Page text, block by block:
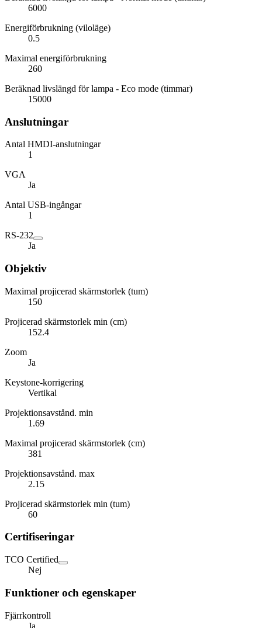
6000
Energiförbrukning (viloläge)
0.5
Maximal energiförbrukning
260
Beräknad livslängd för lampa - Eco mode (timmar)
15000
Anslutningar
Antal HMDI-anslutningar
1
VGA
Ja
Antal USB-ingångar
1
RS-232
Ja
Objektiv
Maximal projicerad skärmstorlek (tum)
150
Projicerad skärmstorlek min (cm)
152.4
Zoom
Ja
Keystone-korrigering
Vertikal
Projektionsavstånd. min
1.69
Maximal projicerad skärmstorlek (cm)
381
Projektionsavstånd. max
2.15
Projicerad skärmstorlek min (tum)
60
Certifiseringar
TCO Certified
Nej
Funktioner och egenskaper
Fjärrkontroll
Ja